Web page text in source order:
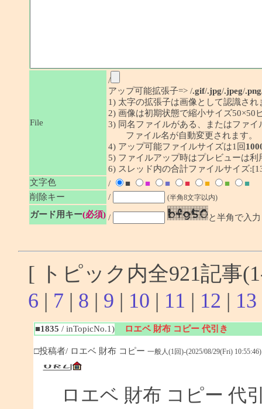
File
/
アップ可能拡張子=> /.gif/.jpg/.jpeg/.png
1) 太字の拡張子は画像として認識され
2) 画像は初期状態で縮小サイズ50×50
3) 同名ファイルがある、またはファ
ファイル名が自動変更されます。
4) アップ可能ファイルサイズは1回
5) ファイルアップ時はプレビューは利
6) スレッド内の合計ファイルサイズ
文字色
/ ■ ■ ■ ■ ■ ■
■
削除キー
/ (半角8文字以内)
ガード用キー(必須) / と半角で入力
[ トピック内全921記
6 | 7 | 8 | 9 | 10 | 11 | 12 | 13
■1835 / inTopicNo.1) ロエベ 財布 コピー 代引き
□投稿者/ ロエベ 財布 コピー 一般人(1回)-(2025/08/29(Fri) 10:55:46)
ロエベ 財布 コピー 代